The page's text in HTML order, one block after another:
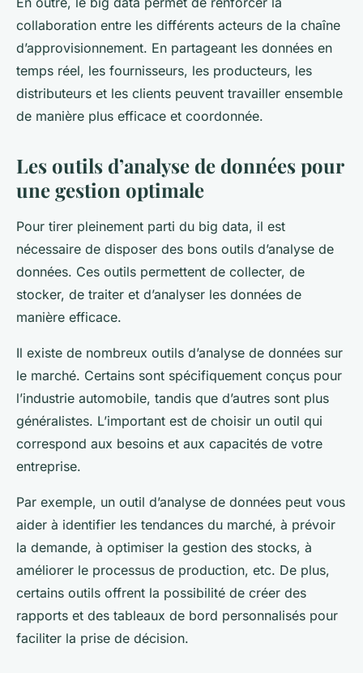
collaboration entre les différents acteurs de la chaîne
d’approvisionnement. En partageant les données en
temps réel, les fournisseurs, les producteurs, les
distributeurs et les clients peuvent travailler ensemble
de manière plus efficace et coordonnée.
Les outils d’analyse de données pour
une gestion optimale
Pour tirer pleinement parti du big data, il est
nécessaire de disposer des bons outils d’analyse de
données. Ces outils permettent de collecter, de
stocker, de traiter et d’analyser les données de
manière efficace.
Il existe de nombreux outils d’analyse de données sur
le marché. Certains sont spécifiquement conçus pour
l’industrie automobile, tandis que d’autres sont plus
généralistes. L’important est de choisir un outil qui
correspond aux besoins et aux capacités de votre
entreprise.
Par exemple, un outil d’analyse de données peut vous
aider à identifier les tendances du marché, à prévoir
la demande, à optimiser la gestion des stocks, à
améliorer le processus de production, etc. De plus,
certains outils offrent la possibilité de créer des
rapports et des tableaux de bord personnalisés pour
faciliter la prise de décision.